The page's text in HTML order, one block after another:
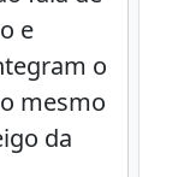
e
o
mesmo
da